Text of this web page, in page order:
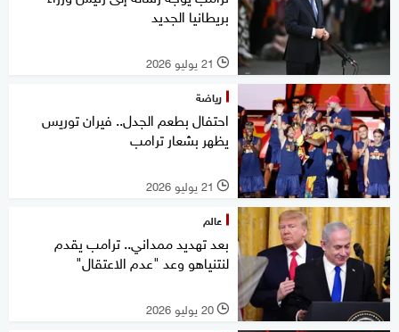
بريطانيا الجديد
l 21 يوليو 2026
رياضة
احتفال بطعم الجدل.. فيران توريس
يظهر بشعار ترامب
l 21 يوليو 2026
عالم
بعد تهديد ممداني.. ترامب يقدم
لنتنياهو وعد "عدم الاعتقال"
l 20 يوليو 2026